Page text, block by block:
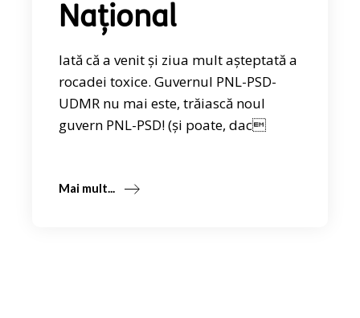
Național
Iată că a venit și ziua mult așteptată a
rocadei toxice. Guvernul PNL-PSD-
UDMR nu mai este, trăiască noul
guvern PNL-PSD! (și poate, dac
Mai mult...